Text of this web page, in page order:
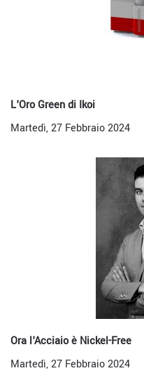
L'Oro Green di Ikoi
Martedì, 27 Febbraio 2024
Ora l'Acciaio è Nickel-Free
Martedì, 27 Febbraio 2024